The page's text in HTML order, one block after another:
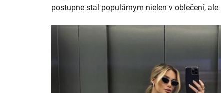
postupne stal populárnym nielen v oblečení,